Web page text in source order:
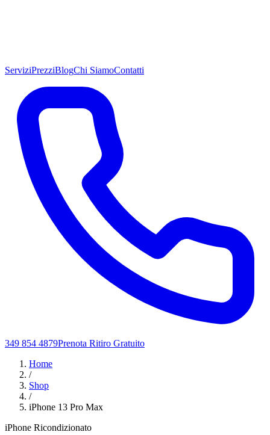
ServiziPrezziBlogChi SiamoContatti
349 854 4879Prenota Ritiro Gratuito
Home
/
Shop
/
iPhone 13 Pro Max
iPhone Ricondizionato